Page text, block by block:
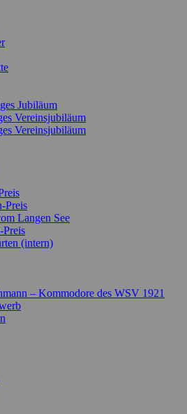
Jubiläum
Vereinsjubiläum
Vereinsjubiläum
Preis
Langen See
Preis
(intern)
– Kommodore des WSV 1921